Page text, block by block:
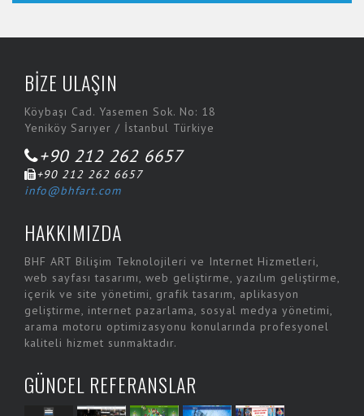
BİZE ULAŞIN
Köybaşı Cad. Yasemen Sok. No: 18
Yeniköy Sarıyer / İstanbul Türkiye
+90 212 262 6657
+90 212 262 6657
info@bhfart.com
HAKKIMIZDA
BHF ART Bilişim Teknolojileri ve Internet Hizmetleri,
web sayfası tasarımı, web geliştirme, yazılım geliştirme,
içerik ve site yönetimi, grafik tasarım, aplikasyon
geliştirme, internet pazarlama, sosyal medya yönetimi,
arama motoru optimizasyonu konularında profesyonel
kaliteli hizmet sunmaktadır.
GÜNCEL REFERANSLAR